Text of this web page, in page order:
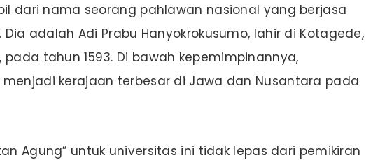
dari nama seorang pahlawan nasional yang berjasa
adalah Adi Prabu Hanyokrokusumo, lahir di Kotagede,
tahun 1593. Di bawah kepemimpinannya,
kerajaan terbesar di Jawa dan Nusantara pada
Agung” untuk universitas ini tidak lepas dari pemikiran